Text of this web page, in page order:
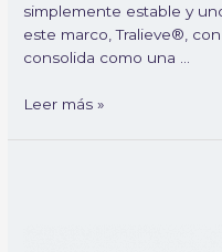
simplemente estable y
este marco, Tralieve®,
consolida como una …
Leer más »